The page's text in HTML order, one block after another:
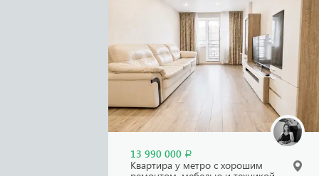
13 990 000 Р
Квартира у метро с хорошим